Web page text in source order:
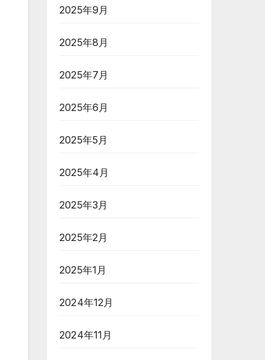
2025年9月
2025年8月
2025年7月
2025年6月
2025年5月
2025年4月
2025年3月
2025年2月
2025年1月
2024年12月
2024年11月